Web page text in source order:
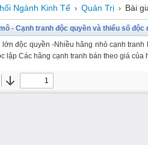
Ngành Kinh Tế › Quản Trị › Bài
- Cạnh tranh độc quyền và thiểu số độc
độc quyền -Nhiều hãng nhỏ cạnh
lập Các hãng cạnh tranh bán theo giá của